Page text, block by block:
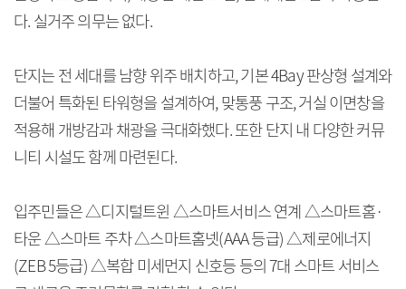
다. 실거주 의무는 없다.
단지는 전 세대를 남향 위주 배치하고, 기본 4Bay 판상형 설계와
더불어 특화된 타워형을 설계하여, 맞통풍 구조, 거실 이면창을
적용해 개방감과 채광을 극대화했다. 또한 단지 내 다양한 커뮤
니티 시설도 함께 마련된다.
입주민들은 △디지털트윈 △스마트서비스 연계 △스마트홈·
타운 △스마트 주차 △스마트홈넷(AAA 등급) △제로에너지
(ZEB 5등급) △복합 미세먼지 신호등 등의 7대 스마트 서비스